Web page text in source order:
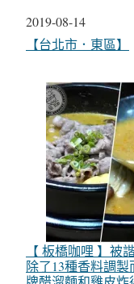
日期
2019-08-14
關於
【台北市．東區】
【 板橋咖哩 】被
除了13種香料調